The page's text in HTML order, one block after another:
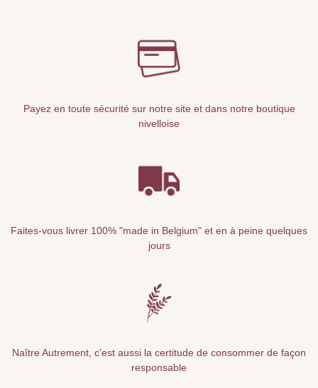
Payez en toute sécurité sur notre site et dans notre boutique
nivelloise
Faites-vous livrer 100% "made in Belgium" et en à peine quelques
jours
Naître Autrement, c'est aussi la certitude de consommer de façon
responsable